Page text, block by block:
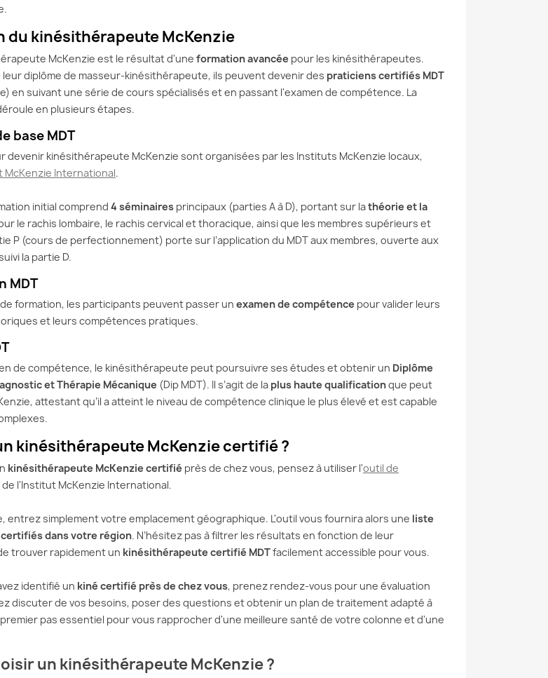
CERVICALES ET STRESS :
COMPRENDRE, PRÉVENIR
ET SOULAGER LES
DOULEURS
nuque est raide, vos épaules
sont tendues ? Et si c’était
dû… Au stress ? En effet,...
HERNIE DISCALE :
SOULAGEZ VOS
DOULEURS AVEC LA
MÉTHODE MCKENZIE
à cause d’une hernie discale ?
ÉTIREMENTS DES
LOMBAIRES : LES
MEILLEURS EXERCICES
ET COMMENT LES
tensions musculaires
souplesse de votre...
Lire la suite
du kinésithérapeute McKenzie
McKenzie est le résultat d'une formation avancée pour les kinésithérapeutes.
diplôme de masseur-kinésithérapeute, ils peuvent devenir des praticiens certifiés MDT
en suivant une série de cours spécialisés et en passant l'examen de compétence. La
en plusieurs étapes.
base MDT
devenir kinésithérapeute McKenzie sont organisées par les Instituts McKenzie locaux,
McKenzie International.
initial comprend 4 séminaires principaux (parties A à D), portant sur lathéorie et la
le rachis lombaire, le rachis cervical et thoracique, ainsi que les membres supérieurs et
P (cours de perfectionnement) porte sur l’application du MDT aux membres, ouverte aux
la partie D.
MDT
de formation, les participants peuvent passer un examen de compétence pour valider leurs
et leurs compétences pratiques.
de compétence, le kinésithérapeute peut poursuivre ses études et obtenir un Diplôme
et Thérapie Mécanique (Dip MDT). Il s’agit de la plus haute qualificationque peut
attestant qu’il a atteint le niveau de compétence clinique le plus élevé et est capable
kinésithérapeute McKenzie certifié ?
kinésithérapeute McKenzie certifié près de chez vous, pensez à utiliser l'outil de
de l'Institut McKenzie International.
entrez simplement votre emplacement géographique. L'outil vous fournira alors une liste
dans votre région. N’hésitez pas à filtrer les résultats en fonction de leur
trouver rapidement un kinésithérapeute certifié MDTfacilement accessible pour vous.
identifié un kiné certifié près de chez vous, prenez rendez-vous pour une évaluation
discuter de vos besoins, poser des questions et obtenir un plan de traitement adapté à
pas essentiel pour vous rapprocher d'une meilleure santé de votre colonne et d'une
un kinésithérapeute McKenzie ?